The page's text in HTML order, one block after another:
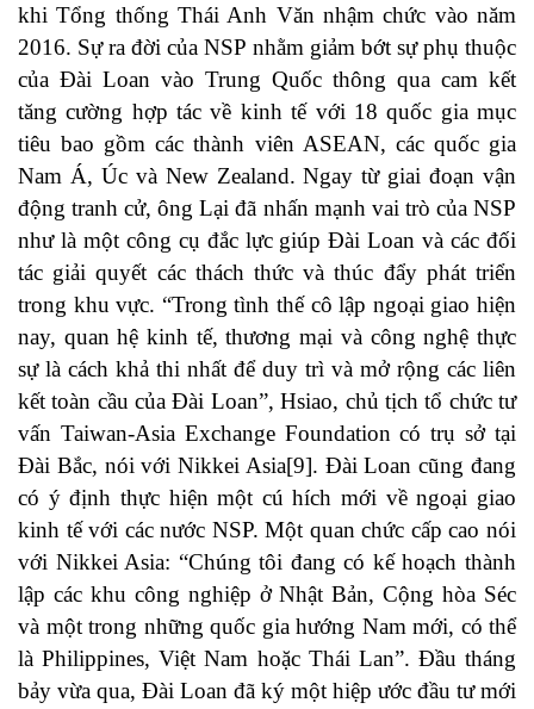
khi Tổng thống Thái Anh Văn nhậm chức vào năm
2016. Sự ra đời của NSP nhằm giảm bớt sự phụ thuộc
của Đài Loan vào Trung Quốc thông qua cam kết
tăng cường hợp tác về kinh tế với 18 quốc gia mục
tiêu bao gồm các thành viên ASEAN, các quốc gia
Nam Á, Úc và New Zealand. Ngay từ giai đoạn vận
động tranh cử, ông Lại đã nhấn mạnh vai trò của NSP
như là một công cụ đắc lực giúp Đài Loan và các đối
tác giải quyết các thách thức và thúc đẩy phát triển
trong khu vực. “Trong tình thế cô lập ngoại giao hiện
nay, quan hệ kinh tế, thương mại và công nghệ thực
sự là cách khả thi nhất để duy trì và mở rộng các liên
kết toàn cầu của Đài Loan”, Hsiao, chủ tịch tổ chức tư
vấn Taiwan-Asia Exchange Foundation có trụ sở tại
Đài Bắc, nói với Nikkei Asia[9]. Đài Loan cũng đang
có ý định thực hiện một cú hích mới về ngoại giao
kinh tế với các nước NSP. Một quan chức cấp cao nói
với Nikkei Asia: “Chúng tôi đang có kế hoạch thành
lập các khu công nghiệp ở Nhật Bản, Cộng hòa Séc
và một trong những quốc gia hướng Nam mới, có thể
là Philippines, Việt Nam hoặc Thái Lan”. Đầu tháng
bảy vừa qua, Đài Loan đã ký một hiệp ước đầu tư mới